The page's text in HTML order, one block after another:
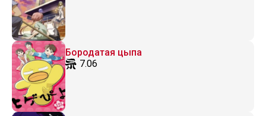
Бородатая цыпа
7.06